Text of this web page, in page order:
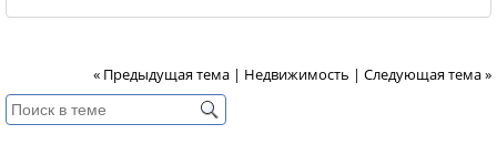
« Предыдущая тема | Недвижимость | Следующая тема »